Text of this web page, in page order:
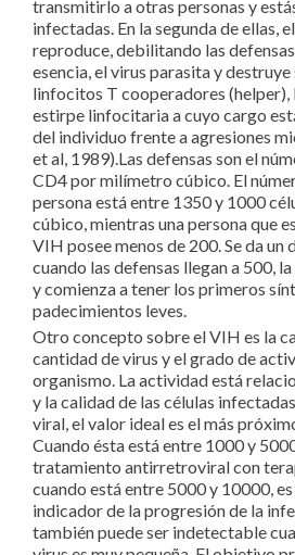
transmitirlo a otras personas y
infectadas. En la segunda de ellas,
reproduce, debilitando las
esencia, el virus parasita y
linfocitos T cooperadores (helper),
estirpe linfocitaria a cuyo cargo
del individuo frente a agresiones
et al, 1989).Las defensas son el
CD4 por milímetro cúbico. El
persona está entre 1350 y 1000
cúbico, mientras una persona que
VIH posee menos de 200. Se da un
cuando las defensas llegan a 500,
y comienza a tener los primeros
padecimientos leves.
Otro concepto sobre el VIH es la
cantidad de virus y el grado de
organismo. La actividad está
y la calidad de las células
viral, el valor ideal es el más
Cuando ésta está entre 1000 y
tratamiento antirretroviral con
cuando está entre 5000 y 10000,
indicador de la progresión de la
también puede ser indetectable